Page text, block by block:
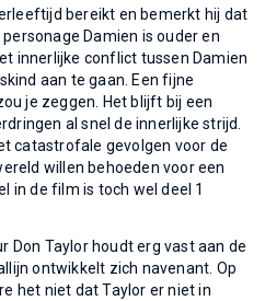
bereikt en bemerkt hij dat
Damien is ouder en
innerlijke conflict tussen Damien
aan te gaan. Een fijne
je zeggen. Het blijft bij een
al snel de innerlijke strijd.
catastrofale gevolgen voor de
willen behoeden voor een
in de film is toch wel deel 1
Don Taylor houdt erg vast aan de
ontwikkelt zich navenant. Op
het niet dat Taylor er niet in